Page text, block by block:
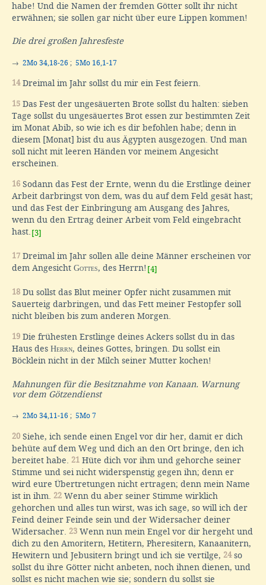
habe! Und die Namen der fremden Götter sollt ihr nicht
erwähnen; sie sollen gar nicht über eure Lippen kommen!
Die drei großen Jahresfeste
→ 2Mo 34,18-26 ; 5Mo 16,1-17
14Dreimal im Jahr sollst du mir ein Fest feiern.
15 Das Fest der ungesäuerten Brote sollst du halten: sieben
Tage sollst du ungesäuertes Brot essen zur bestimmten Zeit
im Monat Abib, so wie ich es dir befohlen habe; denn in
diesem [Monat] bist du aus Ägypten ausgezogen. Und man
soll nicht mit leeren Händen vor meinem Angesicht
erscheinen.
16 Sodann das Fest der Ernte, wenn du die Erstlinge deiner
Arbeit darbringst von dem, was du auf dem Feld gesät hast;
und das Fest der Einbringung am Ausgang des Jahres,
wenn du den Ertrag deiner Arbeit vom Feld eingebracht
hast. [3]
17 Dreimal im Jahr sollen alle deine Männer erscheinen vor
dem Angesicht Gottes, des Herrn! [4]
18 Du sollst das Blut meiner Opfer nicht zusammen mit
Sauerteig darbringen, und das Fett meiner Festopfer soll
nicht bleiben bis zum anderen Morgen.
19 Die frühesten Erstlinge deines Ackers sollst du in das
Haus des Herrn, deines Gottes, bringen. Du sollst ein
Böcklein nicht in der Milch seiner Mutter kochen!
Mahnungen für die Besitznahme von Kanaan. Warnung
vor dem Götzendienst
→ 2Mo 34,11-16 ; 5Mo 7
20 Siehe, ich sende einen Engel vor dir her, damit er dich
behüte auf dem Weg und dich an den Ort bringe, den ich
bereitet habe. 21 Hüte dich vor ihm und gehorche seiner
Stimme und sei nicht widerspenstig gegen ihn; denn er
wird eure Übertretungen nicht ertragen; denn mein Name
ist in ihm. 22 Wenn du aber seiner Stimme wirklich
gehorchen und alles tun wirst, was ich sage, so will ich der
Feind deiner Feinde sein und der Widersacher deiner
Widersacher. 23 Wenn nun mein Engel vor dir hergeht und
dich zu den Amoritern, Hetitern, Pheresitern, Kanaanitern,
Hewitern und Jebusitern bringt und ich sie vertilge, 24so
sollst du ihre Götter nicht anbeten, noch ihnen dienen, und
sollst es nicht machen wie sie; sondern du sollst sie